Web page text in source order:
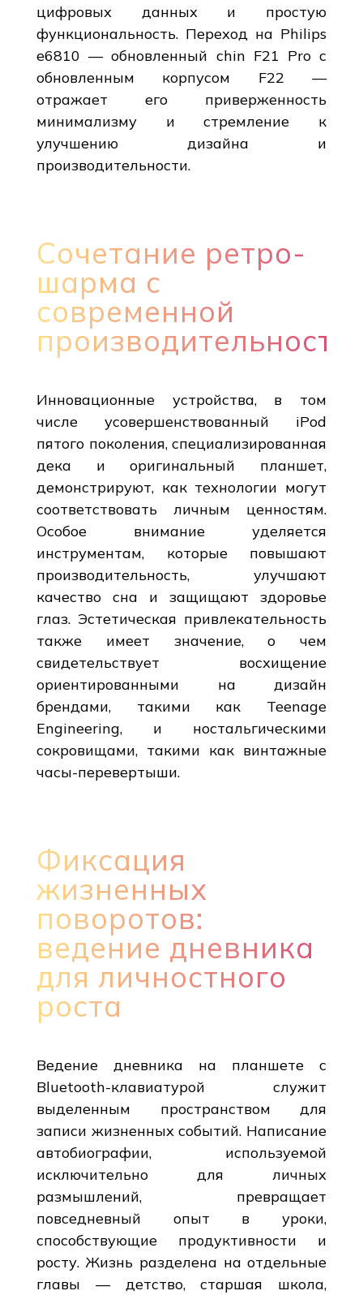
цифровых данных и простую
функциональность. Переход на Philips
e6810 — обновленный chin F21 Pro с
обновленным корпусом F22 —
отражает его приверженность
минимализму и стремление к
улучшению дизайна и
производительности.
Сочетание ретро-
шарма с
современной
Инновационные устройства, в том
числе усовершенствованный iPod
пятого поколения, специализированная
дека и оригинальный планшет,
демонстрируют, как технологии могут
соответствовать личным ценностям.
Особое внимание уделяется
инструментам, которые повышают
производительность, улучшают
качество сна и защищают здоровье
глаз. Эстетическая привлекательность
также имеет значение, о чем
свидетельствует восхищение
ориентированными на дизайн
брендами, такими как Teenage
Engineering, и ностальгическими
сокровищами, такими как винтажные
часы-перевертыши.
Фиксация
жизненных
поворотов:
ведение дневника
для личностного
роста
Ведение дневника на планшете с
Bluetooth-клавиатурой служит
выделенным пространством для
записи жизненных событий. Написание
автобиографии, используемой
исключительно для личных
размышлений, превращает
повседневный опыт в уроки,
способствующие продуктивности и
росту. Жизнь разделена на отдельные
главы — детство, старшая школа,